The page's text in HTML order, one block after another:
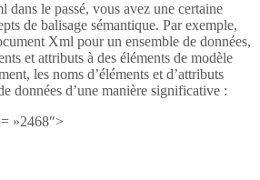
dans le passé, vous avez une certaine
de balisage sémantique. Par exemple,
Xml pour un ensemble de données,
et attributs à des éléments de modèle
les noms d’éléments et d’attributs
données d’une manière significative :
»2468″>